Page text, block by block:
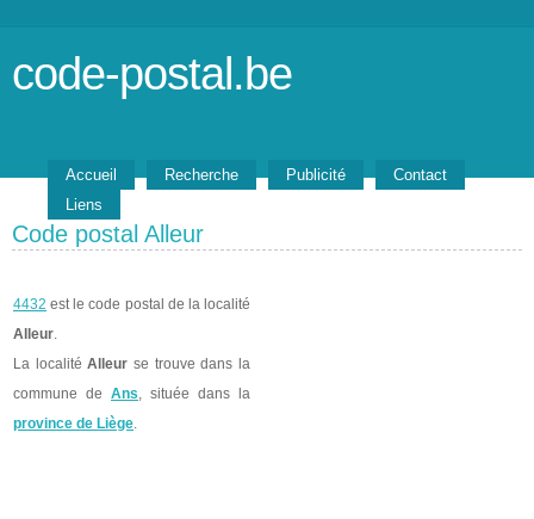
code-postal.be
Accueil Recherche Publicité
Contact
Liens
Code postal Alleur
4432 est le code postal de la localité
Alleur.
La localitéAlleur se trouve dans la
commune de Ans, située dans la
province de Liège.